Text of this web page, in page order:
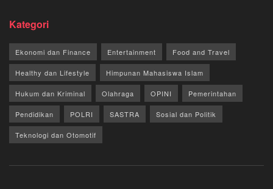
Kategori
Ekonomi dan Finance Entertainment Food and Travel
Healthy dan Lifestyle Himpunan Mahasiswa Islam
Hukum dan Kriminal Olahraga OPINI Pemerintahan
Pendidikan POLRI SASTRA Sosial dan Politik
Teknologi dan Otomotif